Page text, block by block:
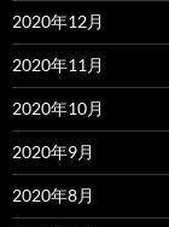
2020年12月
2020年11月
2020年10月
2020年9月
2020年8月